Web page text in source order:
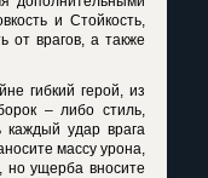
и Стойкость,
от врагов, а также
гибкий герой, из
– либо стиль,
каждый удар врага
массу урона,
но ущерба вносите